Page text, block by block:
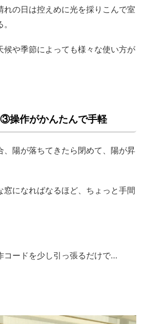
れの日は控えめに光を採りこんで室
候や季節によっても様々な使い方が
操作がかんたんで手軽
、陽が落ちてきたら閉めて、陽が昇
窓になればなるほど、ちょっと手間
コードを少し引っ張るだけで…